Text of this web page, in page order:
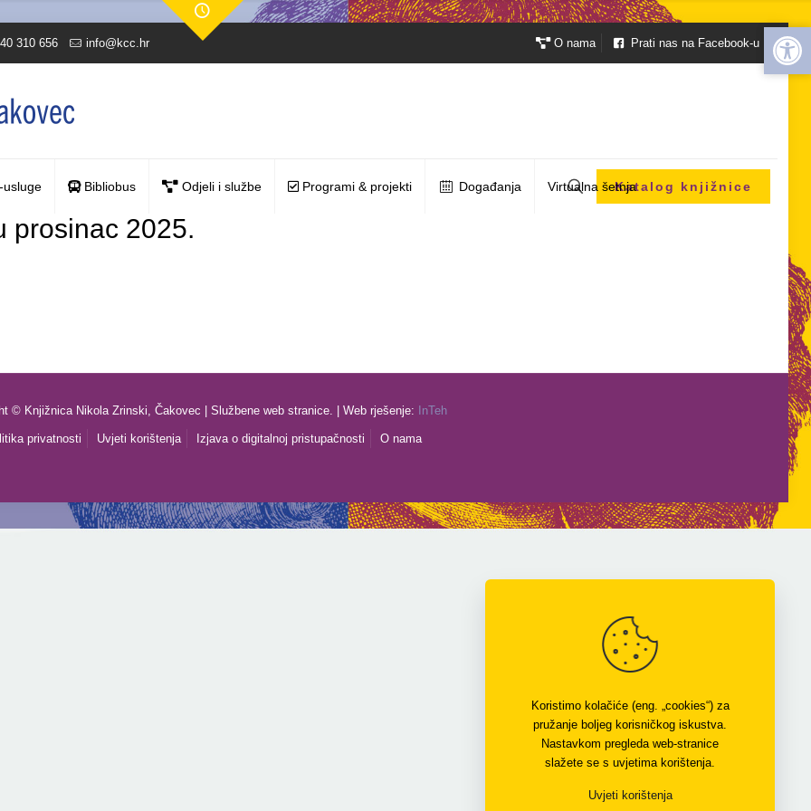
310 656 info@kcc.hr O nama Prati nas na Facebook-u
Bibliobus Odjeli i službe Programi & projekti Događanja Virtualna šetnjaKatalog knjižnice
prosinac 2025.
© Knjižnica Nikola Zrinski, Čakovec | Službene web stranice. | Web rješenje: InTeh
privatnosti Uvjeti korištenja Izjava o digitalnoj pristupačnosti O nama
Koristimo kolačiće (eng. „cookies“) za
pružanje boljeg korisničkog iskustva.
Nastavkom pregleda web-stranice
slažete se s uvjetima korištenja.
Uvjeti korištenja